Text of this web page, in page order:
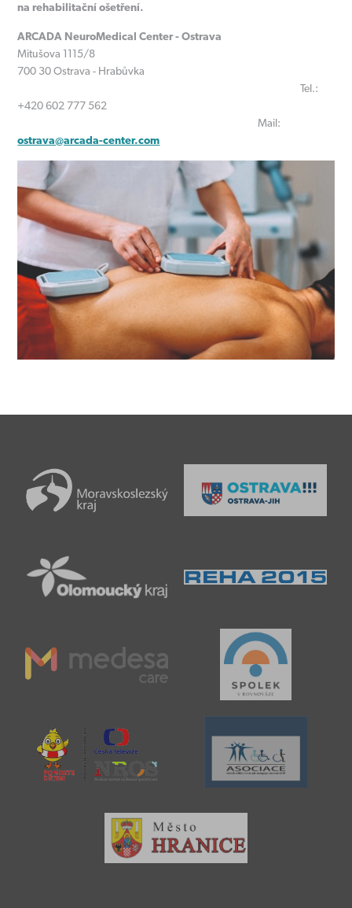
na rehabilitační ošetření.
ARCADA NeuroMedical Center - Ostrava
Mitušova 1115/8
700 30 Ostrava - Hrabůvka
Tel.:
+420 602 777 562
Mail:
ostrava@arcada-center.com